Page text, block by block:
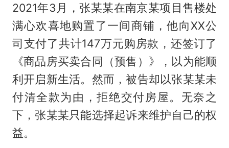
2021年3月，张某某在南京某项目售楼处
满心欢喜地购置了一间商铺，他向XX公
司支付了共计147万元购房款，还签订了
《商品房买卖合同（预售）》，以为能顺
利开启新生活。然而，被告却以张某某未
付清全款为由，拒绝交付房屋。无奈之
下，张某某只能选择起诉来维护自己的权
益。